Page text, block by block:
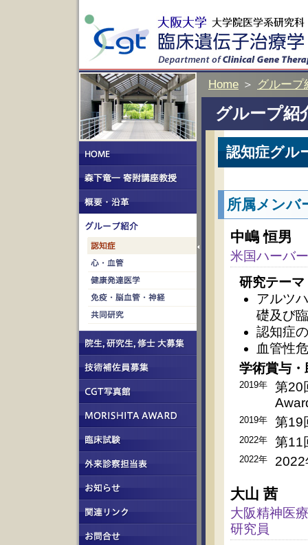
Home ＞ グループ
グループ紹
認知症グル
所属メンバ
中嶋 恒男
米国ハーバ
研究テーマ
アルツ
礎及び
認知症
血管性
学術賞与・
2019年
第20
2019年 第19
2022年 第11
2022年 2022
大山 茜
大阪精神医
研究員